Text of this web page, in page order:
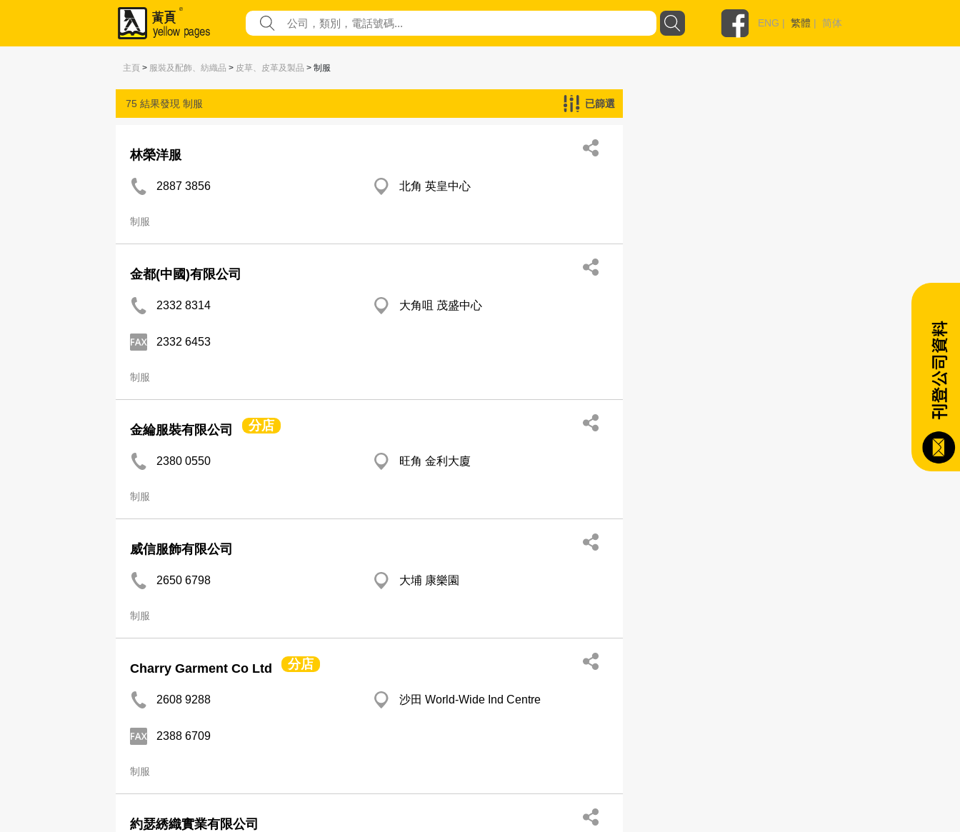
ENG | 繁體 | 简体
主頁 > 服裝及配飾、紡織品 > 皮草、皮革及製品 > 制服
75 結果發現 制服 已篩選
林榮洋服
2887 3856 北角 英皇中心
制服
金都(中國)有限公司
2332 8314 大角咀 茂盛中心
2332 6453
制服
金綸服裝有限公司 分店
2380 0550 旺角 金利大廈
制服
威信服飾有限公司
2650 6798 大埔 康樂園
制服
Charry Garment Co Ltd 分店
2608 9288 沙田 World-Wide Ind Centre
2388 6709
制服
約瑟綉織實業有限公司